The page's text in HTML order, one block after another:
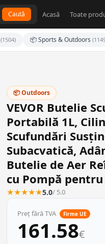
Caută Acasă Toate
(1504) 📦 Sports & Outdoors
📦 Outdoors
VEVOR Butelie
Portabilă 1L,
Scufundări
Subacvatică,
Butelie de Aer
cu Pompă
★★★★★5.0/ 5.0
Preț fără TVA Firme UE
161.58€